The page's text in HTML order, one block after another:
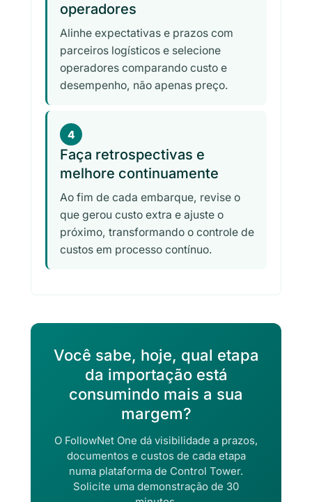
operadores
Alinhe expectativas e prazos com
parceiros logísticos e selecione
operadores comparando custo e
desempenho, não apenas preço.
4
Faça retrospectivas e
melhore continuamente
Ao fim de cada embarque, revise o
que gerou custo extra e ajuste o
próximo, transformando o controle de
custos em processo contínuo.
Você sabe, hoje, qual etapa
da importação está
consumindo mais a sua
margem?
O FollowNet One dá visibilidade a prazos,
documentos e custos de cada etapa
numa plataforma de Control Tower.
Solicite uma demonstração de 30